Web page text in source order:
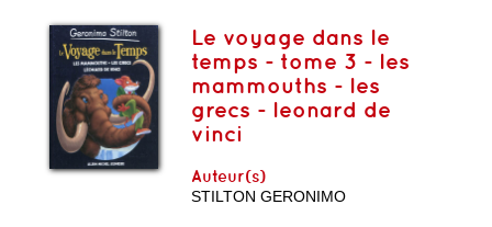
Le voyage dans le
temps - tome 3 - les
mammouths - les
grecs - leonard de
vinci
Auteur(s)
STILTON GERONIMO